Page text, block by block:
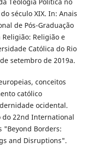
século XIX. In: Anais
de Pós-Graduação
Religião e
Católica do Rio
setembro de 2019a.
conceitos
católico
ocidental.
do 22nd International
"Beyond Borders:
and Disruptions".